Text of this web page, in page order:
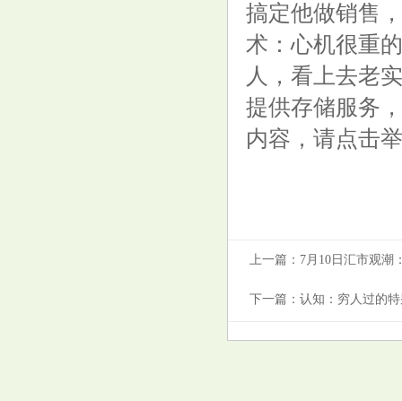
搞定他做销售
术：心机很重
人，看上去老
提供存储服务
内容，请点击
上一篇： 7月10日汇市观潮
下一篇： 认知：穷人过的